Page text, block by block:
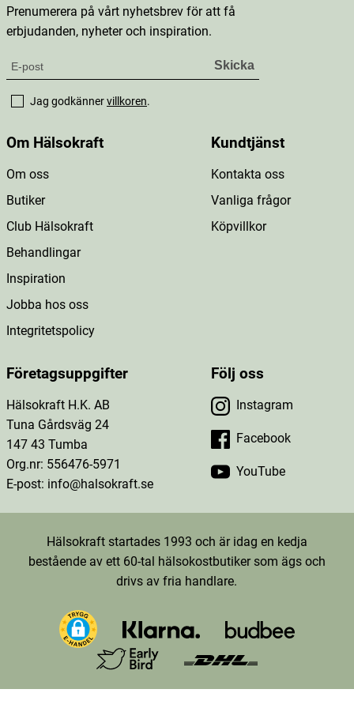
Prenumerera på vårt nyhetsbrev för att få
erbjudanden, nyheter och inspiration.
Jag godkännervillkoren.
Om Hälsokraft
Om oss
Butiker
Club Hälsokraft
Behandlingar
Inspiration
Jobba hos oss
Integritetspolicy
Kundtjänst
Kontakta oss
Vanliga frågor
Köpvillkor
Företagsuppgifter
Hälsokraft H.K. AB
Tuna Gårdsväg 24
147 43 Tumba
Org.nr: 556476-5971
E-post: info@halsokraft.se
Följ oss
Instagram
Facebook
YouTube
Hälsokraft startades 1993 och är idag en kedja
bestående av ett 60-tal hälsokostbutiker som ägs och
drivs av fria handlare.